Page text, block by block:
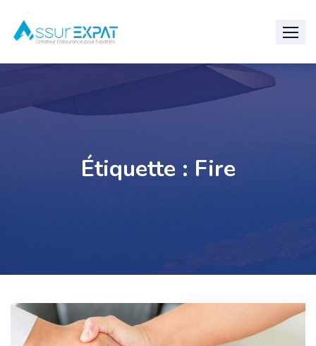
Étiquette : Fire